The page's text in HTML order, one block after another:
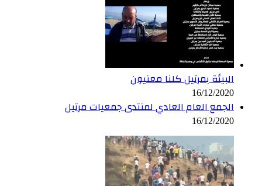
البيئة بمرتيل كلنا معنيون
16/12/2020
الجمع العام العادي لمنتدى جمعيات مرتيل
16/12/2020